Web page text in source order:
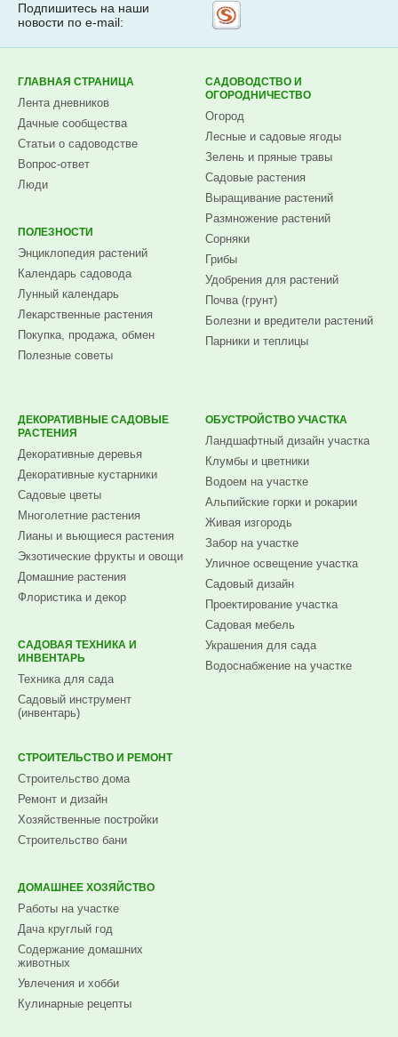
Подпишитесь на наши
новости по e-mail:
ГЛАВНАЯ СТРАНИЦА
Лента дневников
Дачные сообщества
Статьи о садоводстве
Вопрос-ответ
Люди
ПОЛЕЗНОСТИ
Энциклопедия растений
Календарь садовода
Лунный календарь
Лекарственные растения
Покупка, продажа, обмен
Полезные советы
САДОВОДСТВО И
ОГОРОДНИЧЕСТВО
Огород
Лесные и садовые ягоды
Зелень и пряные травы
Садовые растения
Выращивание растений
Размножение растений
Сорняки
Грибы
Удобрения для растений
Почва (грунт)
Болезни и вредители растений
Парники и теплицы
ДЕКОРАТИВНЫЕ САДОВЫЕ
РАСТЕНИЯ
Декоративные деревья
Декоративные кустарники
Садовые цветы
Многолетние растения
Лианы и вьющиеся растения
Экзотические фрукты и овощи
Домашние растения
Флористика и декор
САДОВАЯ ТЕХНИКА И
ИНВЕНТАРЬ
Техника для сада
Садовый инструмент
(инвентарь)
ОБУСТРОЙСТВО УЧАСТКА
Ландшафтный дизайн участка
Клумбы и цветники
Водоем на участке
Альпийские горки и рокарии
Живая изгородь
Забор на участке
Уличное освещение участка
Садовый дизайн
Проектирование участка
Садовая мебель
Украшения для сада
Водоснабжение на участке
СТРОИТЕЛЬСТВО И РЕМОНТ
Строительство дома
Ремонт и дизайн
Хозяйственные постройки
Строительство бани
ДОМАШНЕЕ ХОЗЯЙСТВО
Работы на участке
Дача круглый год
Содержание домашних
животных
Увлечения и хобби
Кулинарные рецепты